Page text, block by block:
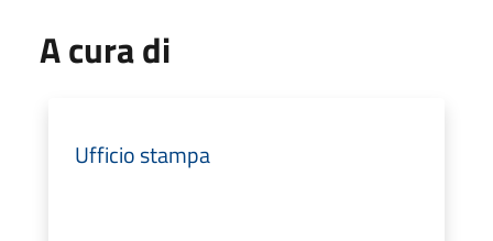
A cura di
Ufficio stampa